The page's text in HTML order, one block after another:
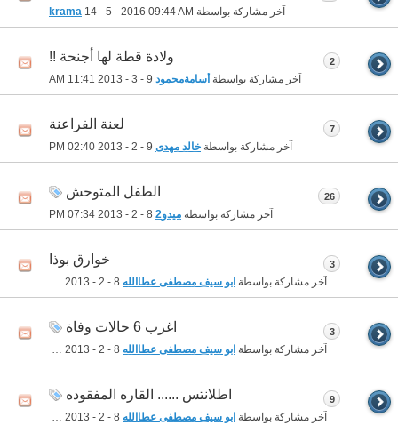
آخر مشاركة بواسطة krama 14 - 5 - 2016 09:44 AM
ولادة قطة لها أجنحة !!
آخر مشاركة بواسطة أسامةمحمود 11:41 AM
2
لعنة الفراعنة
آخر مشاركة بواسطة خالد مهدى 02:40 PM
7
الطفل المتوحش
آخر مشاركة بواسطة ميدو2 07:34 PM
26
خوارق بوذا
آخر مشاركة بواسطة ابو سيف مصطفى عطاالله 05:05 PM
3
اغرب 6 حالات وفاة
آخر مشاركة بواسطة ابو سيف مصطفى عطاالله 04:38 PM
3
اطلانتس ...... القاره المفقوده
آخر مشاركة بواسطة ابو سيف مصطفى عطاالله 04:31 PM
9